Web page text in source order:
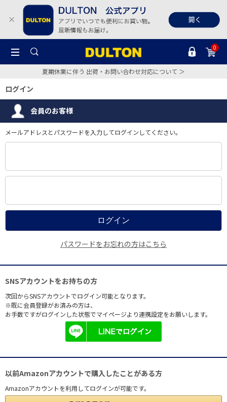
0
夏期休業に伴う 出荷・お問い合わせ対応について ＞
ログイン
会員のお客様
メールアドレスとパスワードを入力してログインしてください。
パスワードをお忘れの方はこちら
SNSアカウントをお持ちの方
次回からSNSアカウントでログイン可能となります。
※既に会員登録がお済みの方は、
お手数ですがログインした状態でマイページより連携設定をお願いします。
以前Amazonアカウントで購入したことがある方
Amazonアカウントを利用してログインが可能です。